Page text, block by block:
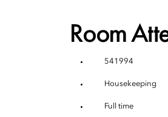
Room
541994
Housekeeping
Full time